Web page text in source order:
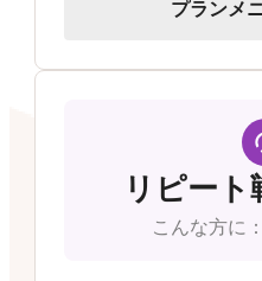
プランメ
リピート
こんな方に ：